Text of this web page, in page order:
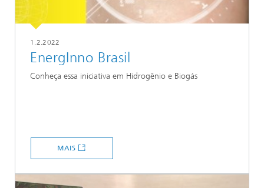
1.2.2022
EnergInno Brasil
Conheça essa iniciativa em Hidrogênio e Biogás
MAIS